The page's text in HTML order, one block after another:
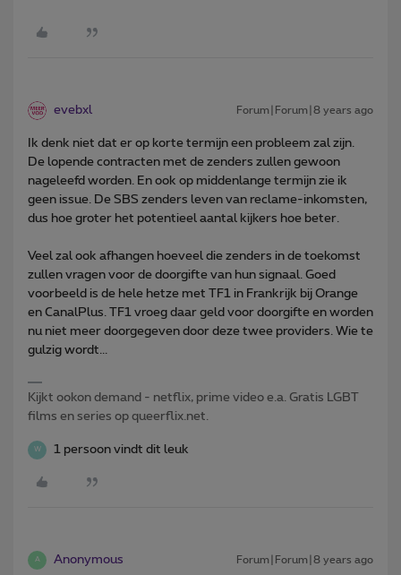
evebxl Forum|Forum|8 years ago
Ik denk niet dat er op korte termijn een probleem zal zijn.
De lopende contracten met de zenders zullen gewoon
nageleefd worden. En ook op middenlange termijn zie ik
geen issue. De SBS zenders leven van reclame-inkomsten,
dus hoe groter het potentieel aantal kijkers hoe beter.
Veel zal ook afhangen hoeveel die zenders in de toekomst
zullen vragen voor de doorgifte van hun signaal. Goed
voorbeeld is de hele hetze met TF1 in Frankrijk bij Orange
en CanalPlus. TF1 vroeg daar geld voor doorgifte en worden
nu niet meer doorgegeven door deze twee providers. Wie te
gulzig wordt...
Kijkt ookon demand - netflix, prime video e.a. Gratis LGBT
films en series op queerflix.net.
W 1 persoon vindt dit leuk
A Anonymous Forum|Forum|8 years ago